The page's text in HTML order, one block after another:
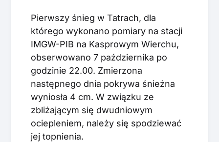
Pierwszy śnieg w Tatrach, dla
którego wykonano pomiary na stacji
IMGW-PIB na Kasprowym Wierchu,
obserwowano 7 października po
godzinie 22.00. Zmierzona
następnego dnia pokrywa śnieżna
wyniosła 4 cm. W związku ze
zbliżającym się dwudniowym
ociepleniem, należy się spodziewać
jej topnienia.